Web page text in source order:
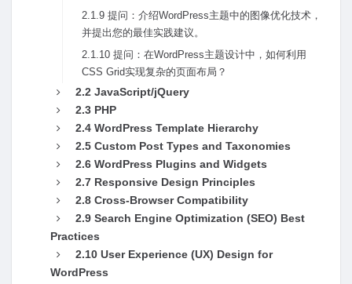
2.1.9 提问：介绍WordPress主题中的图像优化技术，
并提出您的最佳实践建议。
2.1.10 提问：在WordPress主题设计中，如何利⽤
CSS Grid实现复杂的页⾯布局？
2.2 JavaScript/jQuery
2.3 PHP
2.4 WordPress Template Hierarchy
2.5 Custom Post Types and Taxonomies
2.6 WordPress Plugins and Widgets
2.7 Responsive Design Principles
2.8 Cross-Browser Compatibility
2.9 Search Engine Optimization (SEO) Best
Practices
2.10 User Experience (UX) Design for
WordPress